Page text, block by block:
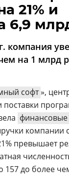
21% и
6,9
компания
на 1 млрд
софт»,
поставки
финансовые
компании
превышает
157 до более